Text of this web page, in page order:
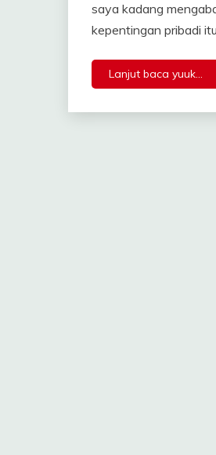
saya kadang
kepentingan pribadi
Lanjut baca yuuk...